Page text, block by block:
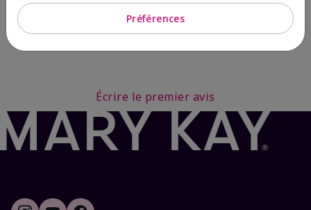
Tonique équilibrant Mary
24,00 $
Démaquillant sans huile
pour les yeux Mary Kayᴹᴰ
26,00 $
Écrire le premier avis
Préférences